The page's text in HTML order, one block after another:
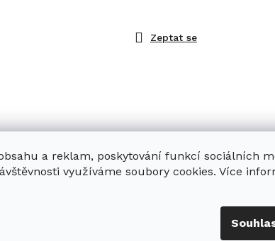
a reklam, poskytování funkcí sociálních
využíváme soubory cookies. Více
Zeptat se